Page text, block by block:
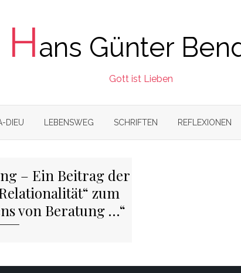
Hans Günter
Gott ist Lieben
DIEU LEBENSWEG SCHRIFTEN REFLEXIONEN
– Ein Beitrag der
zum
von Beratung …“